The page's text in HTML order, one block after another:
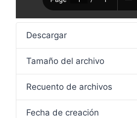
Descargar
Tamaño del archivo
Recuento de archivos
Fecha de creación